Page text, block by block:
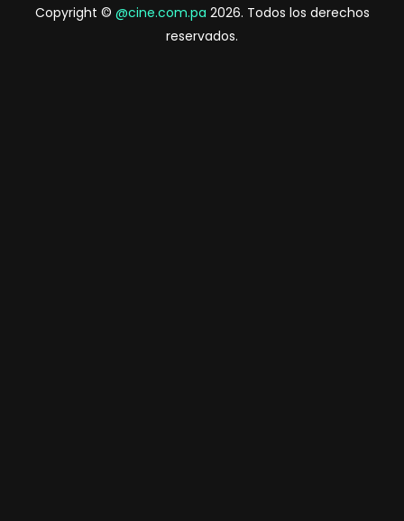
Copyright © @cine.com.pa 2026. Todos los derechos
reservados.